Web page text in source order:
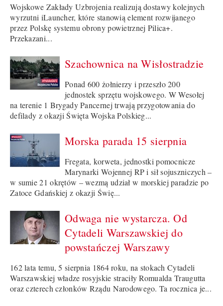
Wojskowe Zakłady Uzbrojenia realizują dostawy kolejnych
wyrzutni iLauncher, które stanowią element rozwijanego
przez Polskę systemu obrony powietrznej Pilica+.
Przekazani...
Szachownica na Wisłostradzie
Ponad 600 żołnierzy i przeszło 200
jednostek sprzętu wojskowego. W Wesołej
na terenie 1 Brygady Pancernej trwają przygotowania do
defilady z okazji Święta Wojska Polskieg...
Morska parada 15 sierpnia
Fregata, korweta, jednostki pomocnicze
Marynarki Wojennej RP i sił sojuszniczych –
w sumie 21 okrętów – wezmą udział w morskiej paradzie po
Zatoce Gdańskiej z okazji Świę...
Odwaga nie wystarcza. Od
Cytadeli Warszawskiej do
powstańczej Warszawy
162 lata temu, 5 sierpnia 1864 roku, na stokach Cytadeli
Warszawskiej władze rosyjskie straciły Romualda Traugutta
oraz czterech członków Rządu Narodowego. Ta rocznica je...